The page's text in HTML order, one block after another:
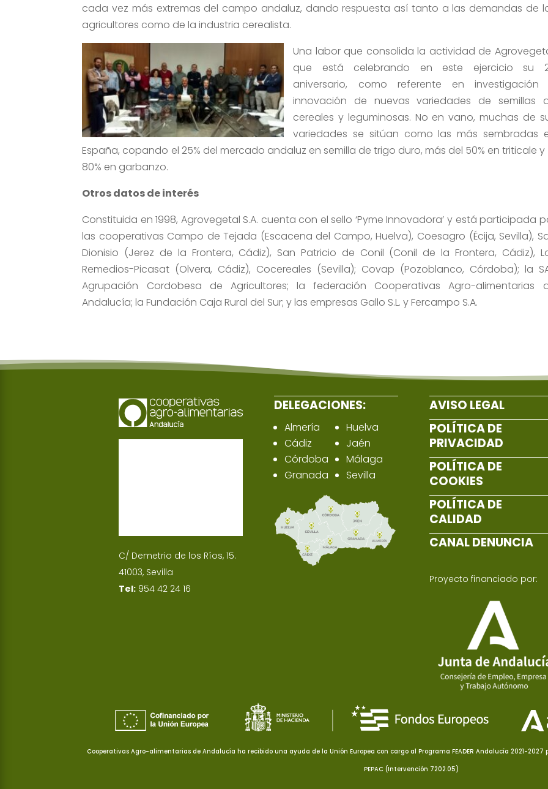
cada vez más extremas del campo andaluz, dando respuesta así tanto a las demandas de
agricultores como de la industria cerealista.
Una labor que consolida la actividad de
que está celebrando en este ejercicio su
aniversario, como referente en investigación
innovación de nuevas variedades de semillas
cereales y leguminosas. No en vano, muchas de
variedades se sitúan como las más sembradas
España, copando el 25% del mercado andaluz en semilla de trigo duro, más del 50% en triticale y
80% en garbanzo.
Otros datos de interés
Constituida en 1998, Agrovegetal S.A. cuenta con el sello ‘Pyme Innovadora’ y está participada
las cooperativas Campo de Tejada (Escacena del Campo, Huelva), Coesagro (Écija, Sevilla),
Dionisio (Jerez de la Frontera, Cádiz), San Patricio de Conil (Conil de la Frontera, Cádiz),
Remedios-Picasat (Olvera, Cádiz), Cocereales (Sevilla); Covap (Pozoblanco, Córdoba); la
Agrupación Cordobesa de Agricultores; la federación Cooperativas Agro-alimentarias
Andalucía; la Fundación Caja Rural del Sur; y las empresas Gallo S.L. y Fercampo S.A.
C/ Demetrio de los Ríos, 15.
41003, Sevilla
Tel: 954 42 24 16
DELEGACIONES:
Almería
Cádiz
Córdoba
Granada
Huelva
Jaén
Málaga
Sevilla
AVISO LEGAL
POLÍTICA DE
PRIVACIDAD
POLÍTICA DE
COOKIES
POLÍTICA DE
CALIDAD
CANAL DENUNCIA
Proyecto financiado por:
Cooperativas Agro-alimentarias de Andalucía ha recibido una ayuda de la Unión Europea con cargo al Programa FEADER Andalucía 2021-
PEPAC (Intervención 7202.05)